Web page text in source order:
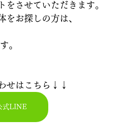
させていただきます。
をお探しの方は、
。
ちら↓↓
式LINE